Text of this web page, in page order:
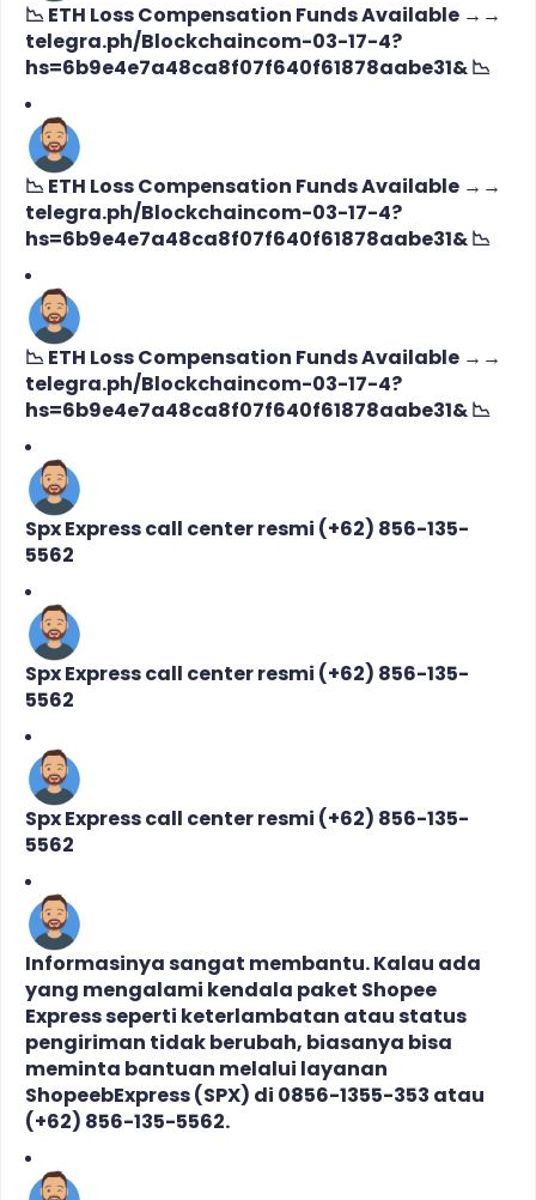
📉 ETH Loss Compensation Funds Available →→
telegra.ph/Blockchaincom-03-17-4?
hs=6b9e4e7a48ca8f07f640f61878aabe31& 📉
📉 ETH Loss Compensation Funds Available →→
telegra.ph/Blockchaincom-03-17-4?
hs=6b9e4e7a48ca8f07f640f61878aabe31& 📉
📉 ETH Loss Compensation Funds Available →→
telegra.ph/Blockchaincom-03-17-4?
hs=6b9e4e7a48ca8f07f640f61878aabe31& 📉
Spx Express call center resmi (+62) 856-135-
5562
Spx Express call center resmi (+62) 856-135-
5562
Spx Express call center resmi (+62) 856-135-
5562
Informasinya sangat membantu. Kalau ada
yang mengalami kendala paket Shopee
Express seperti keterlambatan atau status
pengiriman tidak berubah, biasanya bisa
meminta bantuan melalui layanan
ShopeebExpress (SPX) di 0856-1355-353 atau
(+62) 856-135-5562.